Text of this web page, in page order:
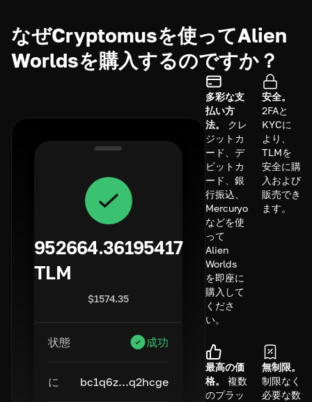
なぜCryptomusを使ってAlien
Worldsを購入するのですか？
952664.36195417
TLM
$1574.35
状態 成功
に bc1q6z...q2hcge
多彩な支
払い方
法。
クレ
ジットカ
ード、デ
ビットカ
ード、銀
行振込、
Mercuryo
などを使
って
Alien
Worlds
を即座に
購入して
くださ
い。
安全。
2FAと
KYCに
より、
TLMを
安全に購
入および
販売でき
ます。
最高の価
格。
複数
のプラッ
無制限。
制限なく
必要な数